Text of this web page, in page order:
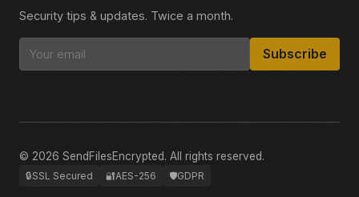
Security tips & updates. Twice a month.
Subscribe
© 2026 SendFilesEncrypted. All rights reserved.
🔒SSL Secured 🔐AES-256 🛡️GDPR